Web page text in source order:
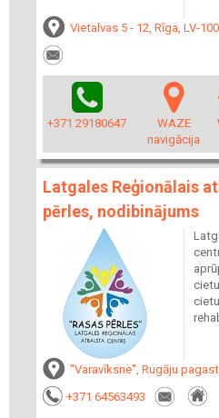
Vietalvas 5 - 12, Rīga, LV-
+371 29180647
WAZE
navigācija
Latgales Reģionālais
pērles, nodibinājums
"Varavīksne", Rugāju
+371 64563493